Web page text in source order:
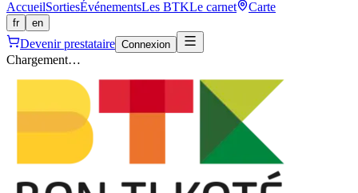
AccueilSortiesÉvénementsLes BTKLe carnet Carte
fr en
Devenir prestataire Connexion
Chargement…